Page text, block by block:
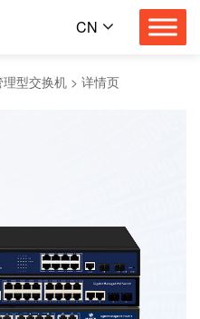
CN
理型交换机 > 详情页